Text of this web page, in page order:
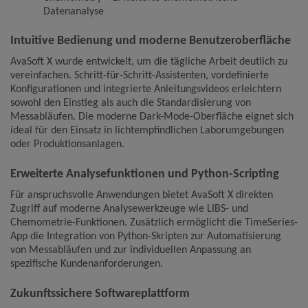
Datenanalyse
Intuitive Bedienung und moderne Benutzeroberfläche
AvaSoft X wurde entwickelt, um die tägliche Arbeit deutlich zu
vereinfachen. Schritt-für-Schritt-Assistenten, vordefinierte
Konfigurationen und integrierte Anleitungsvideos erleichtern
sowohl den Einstieg als auch die Standardisierung von
Messabläufen. Die moderne Dark-Mode-Oberfläche eignet sich
ideal für den Einsatz in lichtempfindlichen Laborumgebungen
oder Produktionsanlagen.
Erweiterte Analysefunktionen und Python-Scripting
Für anspruchsvolle Anwendungen bietet AvaSoft X direkten
Zugriff auf moderne Analysewerkzeuge wie LIBS- und
Chemometrie-Funktionen. Zusätzlich ermöglicht die TimeSeries-
App die Integration von Python-Skripten zur Automatisierung
von Messabläufen und zur individuellen Anpassung an
spezifische Kundenanforderungen.
Zukunftssichere Softwareplattform